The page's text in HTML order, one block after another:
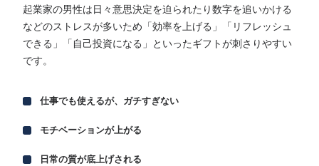
起業家の男性は日々意思決定を迫られたり数字を追いかける
などのストレスが多いため「効率を上げる」「リフレッシュ
できる」「自己投資になる」といったギフトが刺さりやすい
です。
仕事でも使えるが、ガチすぎない
モチベーションが上がる
日常の質が底上げされる